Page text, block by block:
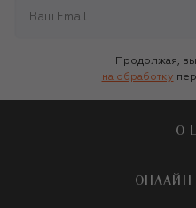
Продолжая, вы
на обработку
О
О
ОНЛАЙН